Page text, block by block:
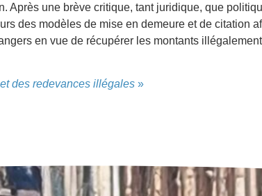
Après une brève critique, tant juridique, que
des modèles de mise en demeure et de citation
en vue de récupérer les montants
des redevances illégales »